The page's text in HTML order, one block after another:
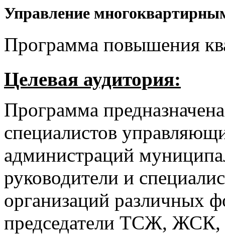
Управление
Программа повышения
Целевая аудитория:
Программа
специалистов
администраций
руководители и
организаций различных
председатели ТСЖ, ЖСК,